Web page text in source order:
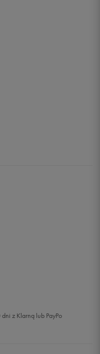
z Klarną lub PayPo